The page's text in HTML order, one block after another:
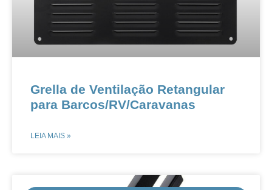
​​Grella de Ventilação Retangular
para Barcos/RV/Caravanas​​
LEIA MAIS »